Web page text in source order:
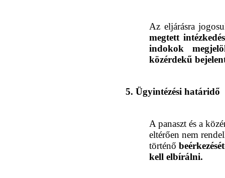
Az eljárásra
megtett
indokok
közérdekű
5. Ügyintézési határidő
A panaszt és a
eltérően nem
történő
kell elbírálni.